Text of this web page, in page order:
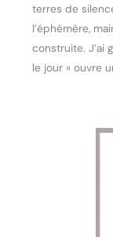
terres de
l’éphémère,
construite. J’ai
le jour » ouvre